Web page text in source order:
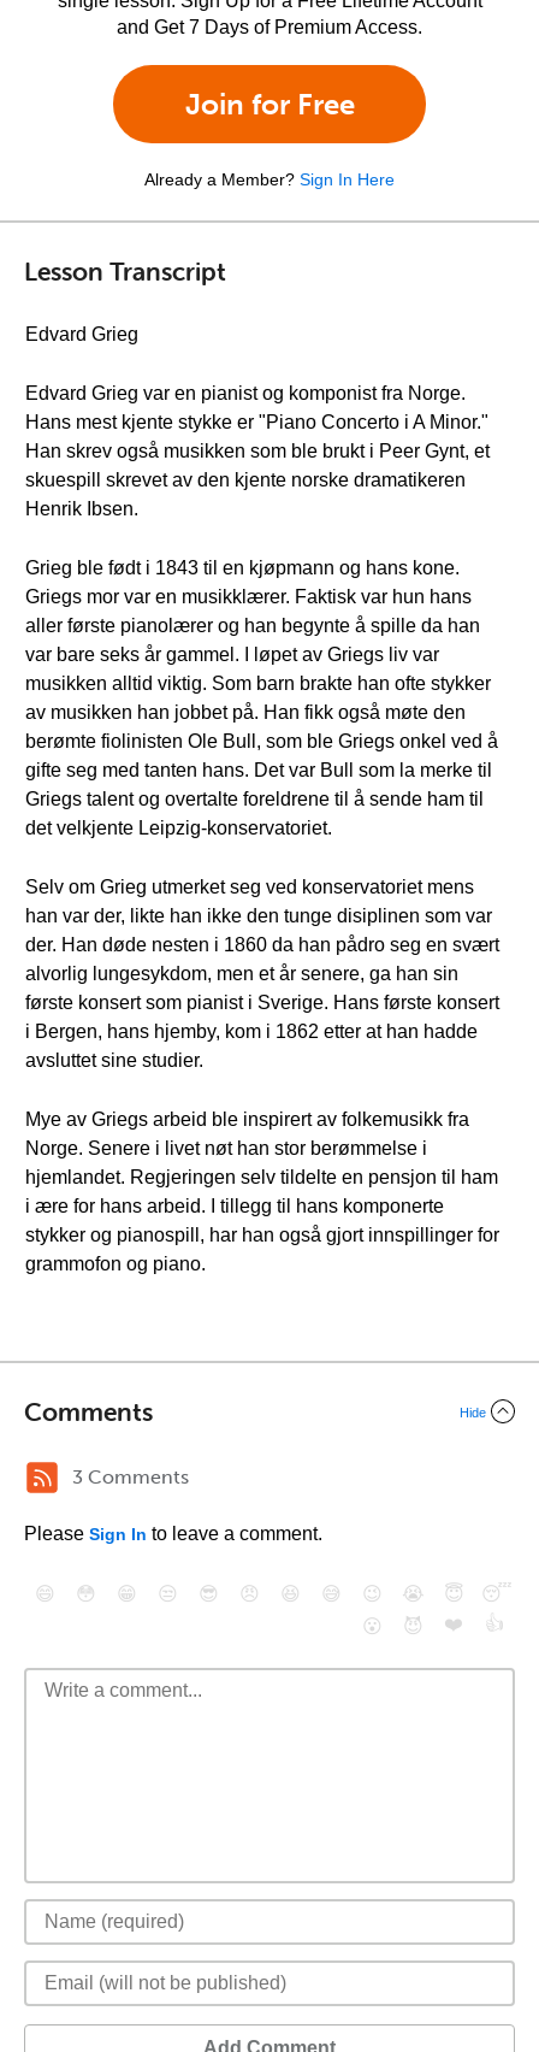
and Get 7 Days of Premium Access.
Join for Free
Already a Member? Sign In Here
Lesson Transcript
Edvard Grieg
Edvard Grieg var en pianist og komponist fra Norge.
Hans mest kjente stykke er "Piano Concerto i A Minor."
Han skrev også musikken som ble brukt i Peer Gynt, et
skuespill skrevet av den kjente norske dramatikeren
Henrik Ibsen.
Grieg ble født i 1843 til en kjøpmann og hans kone.
Griegs mor var en musikklærer. Faktisk var hun hans
aller første pianolærer og han begynte å spille da han
var bare seks år gammel. I løpet av Griegs liv var
musikken alltid viktig. Som barn brakte han ofte stykker
av musikken han jobbet på. Han fikk også møte den
berømte fiolinisten Ole Bull, som ble Griegs onkel ved å
gifte seg med tanten hans. Det var Bull som la merke til
Griegs talent og overtalte foreldrene til å sende ham til
det velkjente Leipzig-konservatoriet.
Selv om Grieg utmerket seg ved konservatoriet mens
han var der, likte han ikke den tunge disiplinen som var
der. Han døde nesten i 1860 da han pådro seg en svært
alvorlig lungesykdom, men et år senere, ga han sin
første konsert som pianist i Sverige. Hans første konsert
i Bergen, hans hjemby, kom i 1862 etter at han hadde
avsluttet sine studier.
Mye av Griegs arbeid ble inspirert av folkemusikk fra
Norge. Senere i livet nøt han stor berømmelse i
hjemlandet. Regjeringen selv tildelte en pensjon til ham
i ære for hans arbeid. I tillegg til hans komponerte
stykker og pianospill, har han også gjort innspillinger for
grammofon og piano.
Comments Hide
3 Comments
Please Sign In to leave a comment.
😄 😳 😁 😒 😎 😠 😆 😅 😉 😭 😇
😴
😮
😈 ❤️ 👍
Add Comment